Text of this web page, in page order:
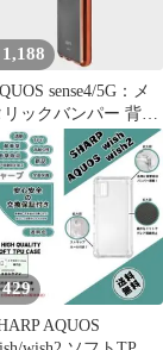
1,188
sense4/5G：メ
リックバンパー 背面
リア ケース★ピンク
429
AQUOS